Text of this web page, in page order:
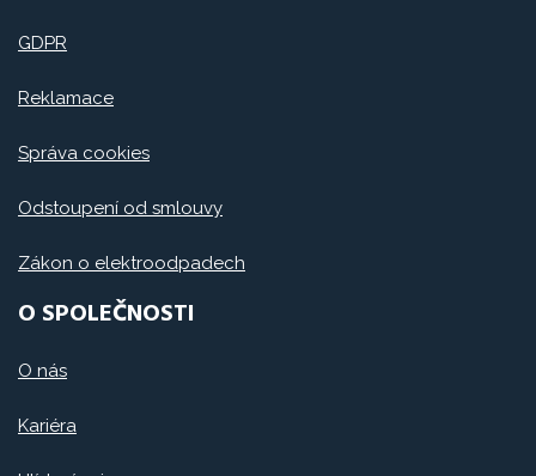
GDPR
Reklamace
Správa cookies
Odstoupení od smlouvy
Zákon o elektroodpadech
O SPOLEČNOSTI
O nás
Kariéra